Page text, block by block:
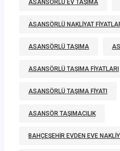
ASANSÖRLÜ EV TAŞIMA
ASANSÖRLÜ NAKLIYAT
ASANSÖRLÜ TAŞIMA
ASANSÖRLÜ TAŞIMA FIYATLARI
ASANSÖRLÜ TAŞIMA FIYATI
ASANSÖR TAŞIMACILIK
BAHÇEŞEHIR EVDEN EVE